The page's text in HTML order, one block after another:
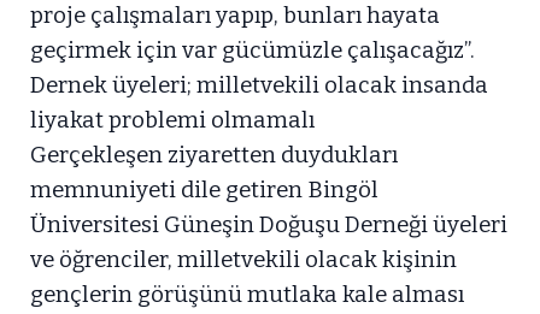
proje çalışmaları yapıp, bunları hayata
geçirmek için var gücümüzle çalışacağız”.
Dernek üyeleri; milletvekili olacak insanda
liyakat problemi olmamalı
Gerçekleşen ziyaretten duydukları
memnuniyeti dile getiren Bingöl
Üniversitesi Güneşin Doğuşu Derneği üyeleri
ve öğrenciler, milletvekili olacak kişinin
gençlerin görüşünü mutlaka kale alması